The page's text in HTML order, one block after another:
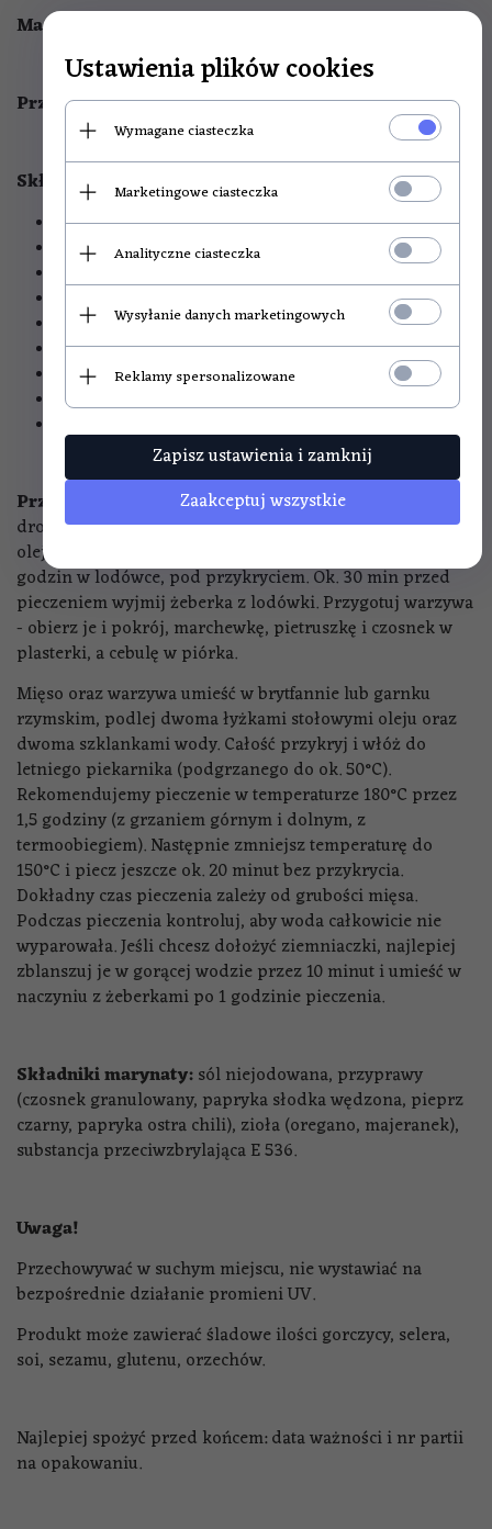
Masa netto: 35 g - porcja na 1 kg
Przepis na 1 kg pieczonych żeberek
Składniki:
1 kg żeberek wieprzowych
3 marchewki
1 cebula
2 ząbki czosnku
2 szklanki wody
5 łyżek stołowych oleju
1 op. Marynaty do żeberek
Przygotowanie:
Żeberka obmyj dokładnie, aby usunąć
drobne kawałeczki kosteczek. Mięso natrzyj 2 łyżkami
oleju oraz Marynatą do żeberek. Pozostaw na ok. 12
godzin w lodówce, pod przykryciem. Ok. 30 min przed
pieczeniem wyjmij żeberka z lodówki. Przygotuj warzywa
- obierz je i pokrój, marchewkę, pietruszkę i czosnek w
plasterki, a cebulę w piórka.
Mięso oraz warzywa umieść w brytfannie lub garnku
rzymskim, podlej dwoma łyżkami stołowymi oleju oraz
dwoma szklankami wody. Całość przykryj i włóż do
letniego piekarnika (podgrzanego do ok. 50°C).
Rekomendujemy pieczenie w temperaturze 180°C przez
1,5 godziny (z grzaniem górnym i dolnym, z
termoobiegiem). Następnie zmniejsz temperaturę do
150°C i piecz jeszcze ok. 20 minut bez przykrycia.
Dokładny czas pieczenia zależy od grubości mięsa.
Podczas pieczenia kontroluj, aby woda całkowicie nie
wyparowała. Jeśli chcesz dołożyć ziemniaczki, najlepiej
zblanszuj je w gorącej wodzie przez 10 minut i umieść w
naczyniu z żeberkami po 1 godzinie pieczenia.
Składniki marynaty:sól niejodowana, przyprawy
(czosnek granulowany, papryka słodka wędzona, pieprz
czarny, papryka ostra chili), zioła (oregano, majeranek),
substancja przeciwzbrylająca E 536.
Uwaga!
Przechowywać w suchym miejscu, nie wystawiać na
bezpośrednie działanie promieni UV.
Produkt może zawierać śladowe ilości gorczycy, selera,
soi, sezamu, glutenu, orzechów.
Najlepiej spożyć przed końcem: data ważności i nr partii
na opakowaniu.
Ustawienia plików cookies
Wymagane ciasteczka
Marketingowe ciasteczka
Analityczne ciasteczka
Wysyłanie danych marketingowych
Reklamy spersonalizowane
Zapisz ustawienia i zamknij
Zaakceptuj wszystkie